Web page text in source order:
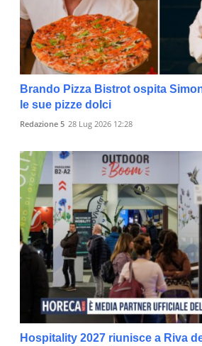
Brando Pizza Bistrot ospita
le sue pizze dolci
Redazione 5 28 Lug 2026 12:28
Hospitality 2027 riunisce a Riva